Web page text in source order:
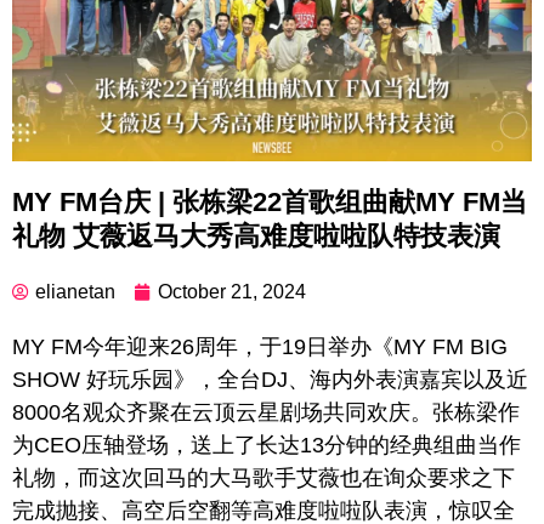
MY FM台庆 | 张栋梁22首歌组曲献MY FM当
礼物 艾薇返马大秀高难度啦啦队特技表演
elianetan October 21, 2024
MY FM今年迎来26周年，于19日举办《MY FM BIG
SHOW 好玩乐园》，全台DJ、海内外表演嘉宾以及近
8000名观众齐聚在云顶云星剧场共同欢庆。张栋梁作
为CEO压轴登场，送上了长达13分钟的经典组曲当作
礼物，而这次回马的大马歌手艾薇也在询众要求之下
完成抛接、高空后空翻等高难度啦啦队表演，惊叹全